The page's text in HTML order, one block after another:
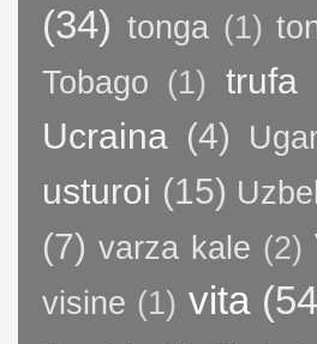
(34) tonga (1)
Tobago (1) trufa
Ucraina (4)
usturoi (15)
(7) varza kale (2)
visine (1) vita